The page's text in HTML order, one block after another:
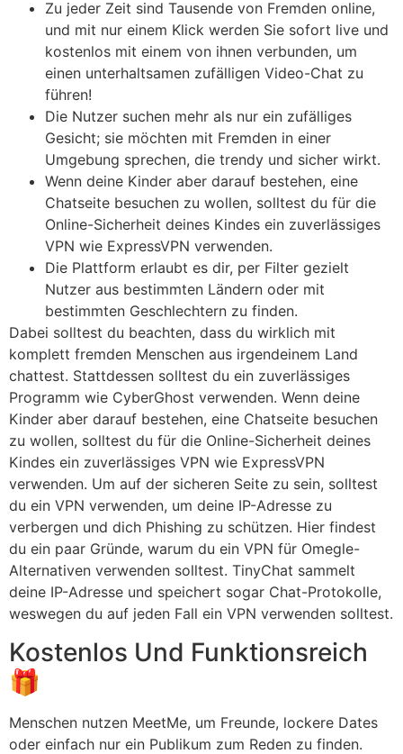
Zu jeder Zeit sind Tausende von Fremden online,
und mit nur einem Klick werden Sie sofort live und
kostenlos mit einem von ihnen verbunden, um
einen unterhaltsamen zufälligen Video-Chat zu
führen!
Die Nutzer suchen mehr als nur ein zufälliges
Gesicht; sie möchten mit Fremden in einer
Umgebung sprechen, die trendy und sicher wirkt.
Wenn deine Kinder aber darauf bestehen, eine
Chatseite besuchen zu wollen, solltest du für die
Online-Sicherheit deines Kindes ein zuverlässiges
VPN wie ExpressVPN verwenden.
Die Plattform erlaubt es dir, per Filter gezielt
Nutzer aus bestimmten Ländern oder mit
bestimmten Geschlechtern zu finden.
Dabei solltest du beachten, dass du wirklich mit
komplett fremden Menschen aus irgendeinem Land
chattest. Stattdessen solltest du ein zuverlässiges
Programm wie CyberGhost verwenden. Wenn deine
Kinder aber darauf bestehen, eine Chatseite besuchen
zu wollen, solltest du für die Online-Sicherheit deines
Kindes ein zuverlässiges VPN wie ExpressVPN
verwenden. Um auf der sicheren Seite zu sein, solltest
du ein VPN verwenden, um deine IP-Adresse zu
verbergen und dich Phishing zu schützen. Hier findest
du ein paar Gründe, warum du ein VPN für Omegle-
Alternativen verwenden solltest. TinyChat sammelt
deine IP-Adresse und speichert sogar Chat-Protokolle,
weswegen du auf jeden Fall ein VPN verwenden solltest.
Kostenlos Und Funktionsreich
🎁
Menschen nutzen MeetMe, um Freunde, lockere Dates
oder einfach nur ein Publikum zum Reden zu finden.